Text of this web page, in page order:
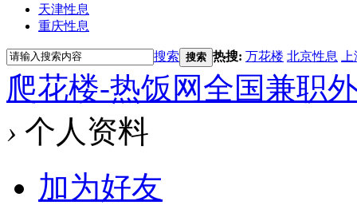
天津性息
重庆性息
搜索 搜索 热搜: 万花楼 北京性息
爬花楼-热饭网全国兼职
› 个人资料
加为好友